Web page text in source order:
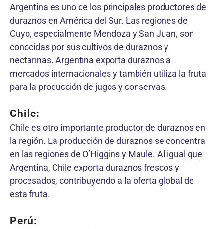
Argentina es uno de los principales productores de
duraznos en América del Sur. Las regiones de
Cuyo, especialmente Mendoza y San Juan, son
conocidas por sus cultivos de duraznos y
nectarinas. Argentina exporta duraznos a
mercados internacionales y también utiliza la fruta
para la producción de jugos y conservas.
Chile:
Chile es otro importante productor de duraznos en
la región. La producción de duraznos se concentra
en las regiones de O’Higgins y Maule. Al igual que
Argentina, Chile exporta duraznos frescos y
procesados, contribuyendo a la oferta global de
esta fruta.
Perú: